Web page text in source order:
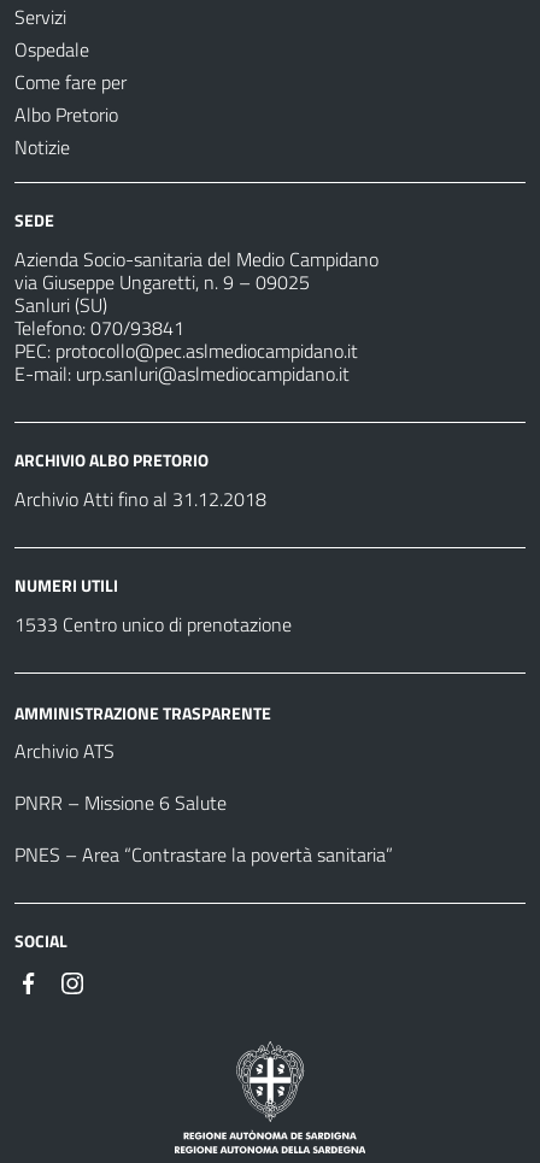
Servizi
Ospedale
Come fare per
Albo Pretorio
Notizie
SEDE
Azienda Socio-sanitaria del Medio Campidano
via Giuseppe Ungaretti, n. 9 – 09025
Sanluri (SU)
Telefono: 070/93841
PEC: protocollo@pec.aslmediocampidano.it
E-mail: urp.sanluri@aslmediocampidano.it
ARCHIVIO ALBO PRETORIO
Archivio Atti fino al 31.12.2018
NUMERI UTILI
1533 Centro unico di prenotazione
AMMINISTRAZIONE TRASPARENTE
Archivio ATS
PNRR – Missione 6 Salute
PNES – Area “Contrastare la povertà sanitaria”
SOCIAL